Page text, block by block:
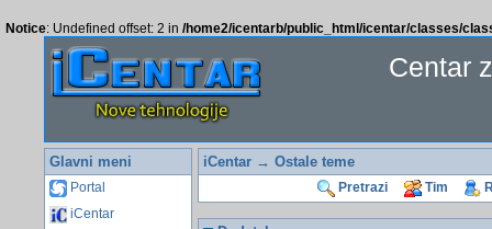
Notice: Undefined offset: 2 in /home2/icentarb/public_html/icentar/classes/
Centar
Glavni meni
Portal
iCentar
iCentar→ Ostale teme
Pretrazi Tim